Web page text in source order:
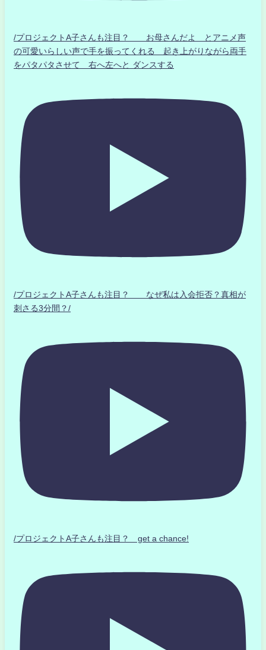
/プロジェクトA子さんも注目？ お母さんだよ とアニメ声
の可愛いらしい声で手を振ってくれる 起き上がりながら両手
をパタパタさせて 右へ左へと ダンスする
/プロジェクトA子さんも注目？ なぜ私は入会拒否？真相が
刺さる3分間？/
/プロジェクトA子さんも注目？ get a chance!